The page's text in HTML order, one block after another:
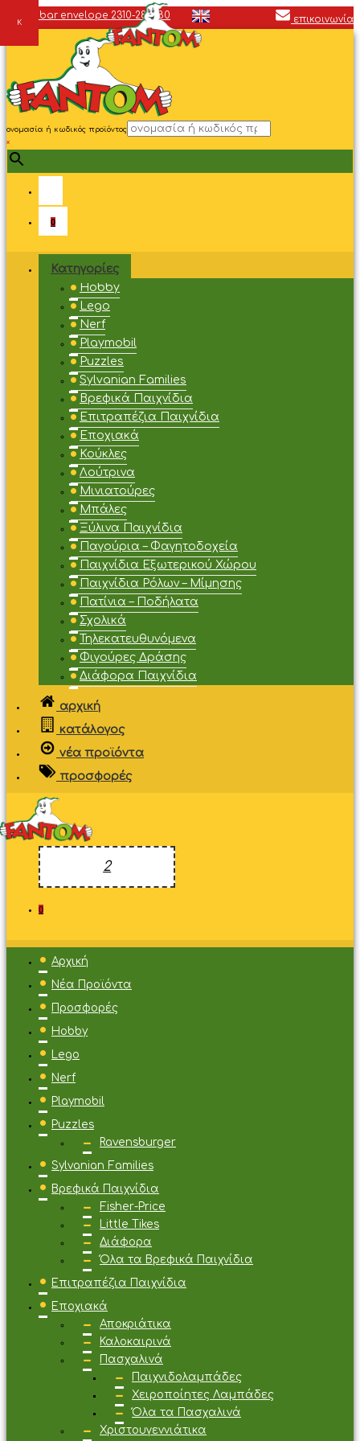
2310-287680 επικοινωνία
ονομασία ή κωδικός προϊόντος
×
0
Κατηγορίες
Hobby
Lego
Nerf
Playmobil
Puzzles
Sylvanian Families
Βρεφικά Παιχνίδια
Επιτραπέζια Παιχνίδια
Εποχιακά
Κούκλες
Λούτρινα
Μινιατούρες
Μπάλες
Ξύλινα Παιχνίδια
Παγούρια – Φαγητοδοχεία
Παιχνίδια Εξωτερικού Χώρου
Παιχνίδια Ρόλων – Μίμησης
Πατίνια – Ποδήλατα
Σχολικά
Τηλεκατευθυνόμενα
Φιγούρες Δράσης
Διάφορα Παιχνίδια
αρχική
κατάλογος
νέα προϊόντα
προσφορές
0
Αρχική
Νέα Προϊόντα
Προσφορές
Hobby
Lego
Nerf
Playmobil
Puzzles
Ravensburger
Sylvanian Families
Βρεφικά Παιχνίδια
Fisher-Price
Little Tikes
Διάφορα
Όλα τα Βρεφικά Παιχνίδια
Επιτραπέζια Παιχνίδια
Εποχιακά
Αποκριάτικα
Καλοκαιρινά
Πασχαλινά
Παιχνιδολαμπάδες
Χειροποίητες Λαμπάδες
Όλα τα Πασχαλινά
Χριστουγεννιάτικα